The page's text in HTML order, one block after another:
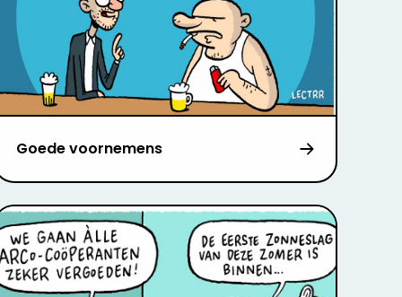
Goede voornemens